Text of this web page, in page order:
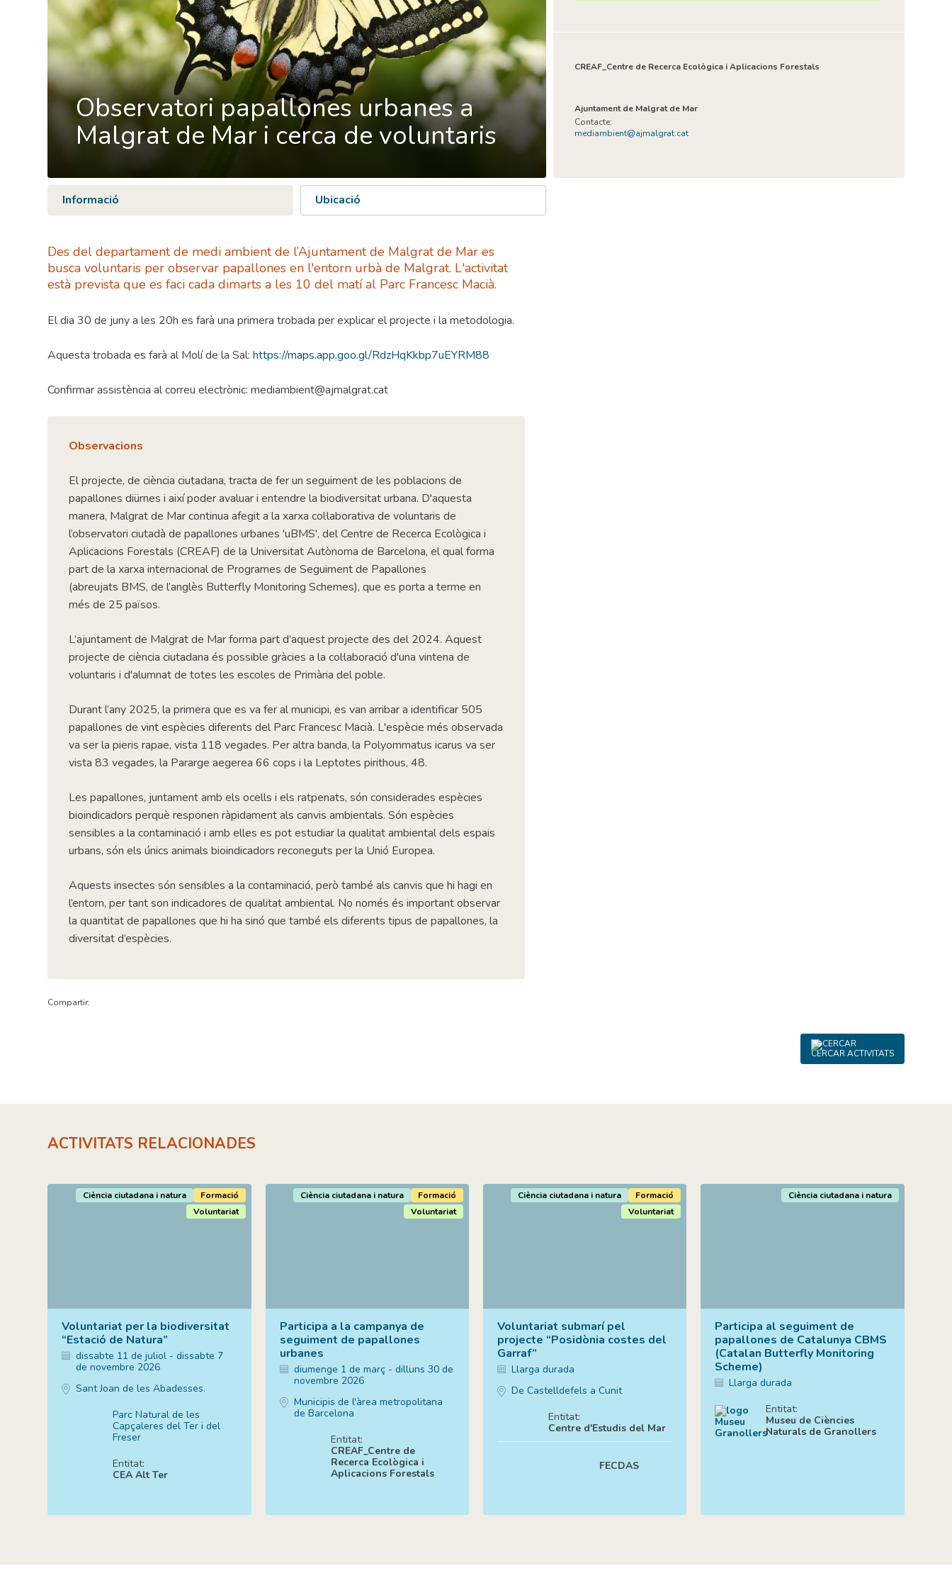
Observatori papallones urbanes a
Malgrat de Mar i cerca de voluntaris
CREAF_Centre de Recerca Ecològica i Aplicacions Forestals
Ajuntament de Malgrat de Mar
Contacte:
mediambient@ajmalgrat.cat
Informació Ubicació
Des del departament de medi ambient de l’Ajuntament de Malgrat de Mar es
busca voluntaris per observar papallones en l'entorn urbà de Malgrat. L'activitat
està prevista que es faci cada dimarts a les 10 del matí al Parc Francesc Macià.
El dia 30 de juny a les 20h es farà una primera trobada per explicar el projecte i la metodologia.
Aquesta trobada es farà al Molí de la Sal:https://maps.app.goo.gl/RdzHqKkbp7uEYRM88
Confirmar assistència al correu electrònic: mediambient@ajmalgrat.cat
Observacions
El projecte, de ciència ciutadana, tracta de fer un seguiment de les poblacions de
papallones diürnes i així poder avaluar i entendre la biodiversitat urbana. D'aquesta
manera, Malgrat de Mar continua afegit a la xarxa col·laborativa de voluntaris de
l’observatori ciutadà de papallones urbanes 'uBMS', del Centre de Recerca Ecològica i
Aplicacions Forestals (CREAF) de la Universitat Autònoma de Barcelona, el qual forma
part de la xarxa internacional de Programes de Seguiment de Papallones
(abreujats BMS, de l’anglès Butterfly Monitoring Schemes), que es porta a terme en
més de 25 països.
L’ajuntament de Malgrat de Mar forma part d’aquest projecte des del 2024. Aquest
projecte de ciència ciutadana és possible gràcies a la col·laboració d'una vintena de
voluntaris i d'alumnat de totes les escoles de Primària del poble.
Durant l’any 2025, la primera que es va fer al municipi, es van arribar a identificar 505
papallones de vint espècies diferents del Parc Francesc Macià. L'espècie més observada
va ser la pieris rapae, vista 118 vegades. Per altra banda, la Polyommatus icarus va ser
vista 83 vegades, la Pararge aegerea 66 cops i la Leptotes pirithous, 48.
Les papallones, juntament amb els ocells i els ratpenats, són considerades espècies
bioindicadors perquè responen ràpidament als canvis ambientals. Són espècies
sensibles a la contaminació i amb elles es pot estudiar la qualitat ambiental dels espais
urbans, són els únics animals bioindicadors reconeguts per la Unió Europea.
Aquests insectes són sensibles a la contaminació, però també als canvis que hi hagi en
l’entorn, per tant son indicadores de qualitat ambiental. No només és important observar
la quantitat de papallones que hi ha sinó que també els diferents tipus de papallones, la
diversitat d’espècies.
Compartir:
CERCAR ACTIVITATS
ACTIVITATS RELACIONADES
Voluntariat per la biodiversitat
“Estació de Natura”
dissabte 11 de juliol - dissabte 7
de novembre 2026
Sant Joan de les Abadesses.
Ciència ciutadana i natura
Formació
Voluntariat
Parc Natural de les
Capçaleres del Ter i del
Freser
Entitat:
CEA Alt Ter
Participa a la campanya de
seguiment de papallones
urbanes
diumenge 1 de març - dilluns 30 de
novembre 2026
Municipis de l'àrea metropolitana
de Barcelona
Ciència ciutadana i natura
Formació
Voluntariat
Entitat:
CREAF_Centre de
Recerca Ecològica i
Aplicacions Forestals
Voluntariat submarí pel
projecte “Posidònia costes del
Garraf”
Llarga durada
De Castelldefels a Cunit
Ciència ciutadana i natura
Formació
Voluntariat
Entitat:
Centre d'Estudis del Mar
FECDAS
Participa al seguiment de
papallones de Catalunya CBMS
(Catalan Butterfly Monitoring
Scheme)
Llarga durada
Ciència ciutadana i natura
Entitat:
Museu de Ciències
Naturals de Granollers